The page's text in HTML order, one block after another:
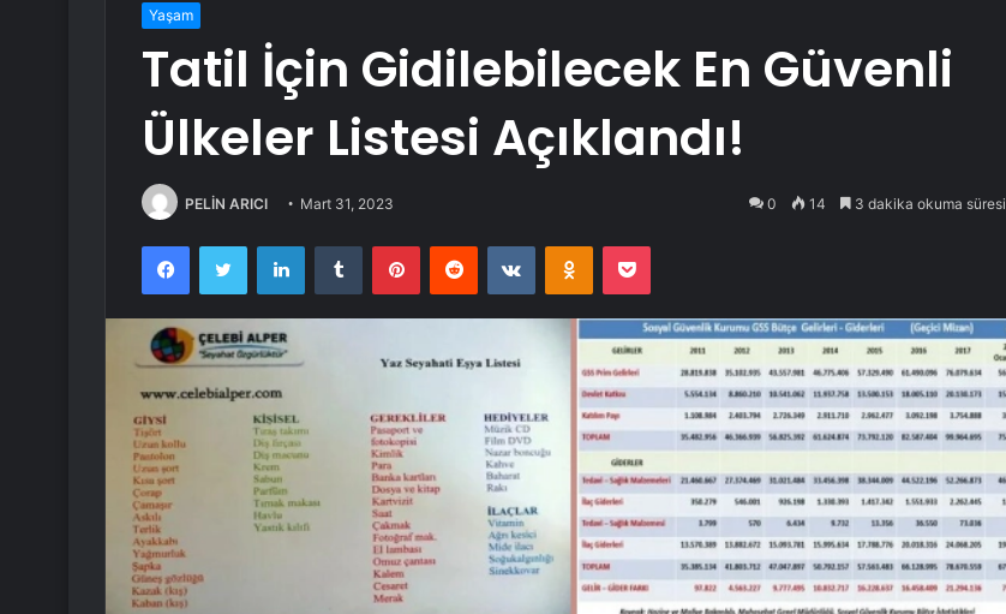
Yaşam
Tatil İçin Gidilebilecek En Güvenli
Ülkeler Listesi Açıklandı!
PELİN ARICI Mart 31, 2023 0 14 3 dakika okuma süresi
FacebookTwitter LinkedInTumblr PinterestReddit VKontakteOdnoklassniki
Pocket